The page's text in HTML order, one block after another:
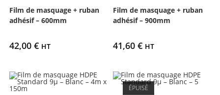
Film de masquage + ruban
adhésif – 600mm
42,00 € HT
Film de masquage + ruban
adhésif – 900mm
41,60€ HT
ÉPUISÉ